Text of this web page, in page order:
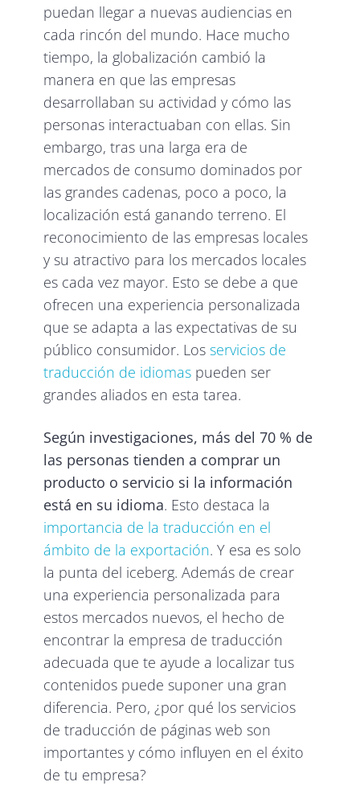
puedan llegar a nuevas audiencias en
cada rincón del mundo. Hace mucho
tiempo, la globalización cambió la
manera en que las empresas
desarrollaban su actividad y cómo las
personas interactuaban con ellas. Sin
embargo, tras una larga era de
mercados de consumo dominados por
las grandes cadenas, poco a poco, la
localización está ganando terreno. El
reconocimiento de las empresas locales
y su atractivo para los mercados locales
es cada vez mayor. Esto se debe a que
ofrecen una experiencia personalizada
que se adapta a las expectativas de su
público consumidor. Los servicios de
traducción de idiomas pueden ser
grandes aliados en esta tarea.
Según investigaciones, más del 70 % de
las personas tienden a comprar un
producto o servicio si la información
está en su idioma. Esto destaca la
importancia de la traducción en el
ámbito de la exportación. Y esa es solo
la punta del iceberg. Además de crear
una experiencia personalizada para
estos mercados nuevos, el hecho de
encontrar la empresa de traducción
adecuada que te ayude a localizar tus
contenidos puede suponer una gran
diferencia. Pero, ¿por qué los servicios
de traducción de páginas web son
importantes y cómo influyen en el éxito
de tu empresa?